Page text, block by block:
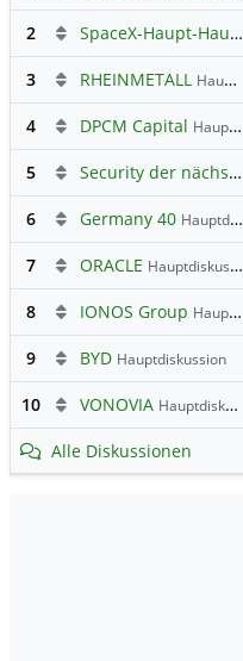
2 SpaceX-Haupt-Hauptforum
3 RHEINMETALL Hauptdiskussion
4 DPCM Capital Hauptdiskussion
5 Security der nächsten Generation
6 Germany 40 Hauptdiskussion
7 ORACLE Hauptdiskussion
8 IONOS Group Hauptdiskussion
9 BYD Hauptdiskussion
10 VONOVIA Hauptdiskussion
Alle Diskussionen